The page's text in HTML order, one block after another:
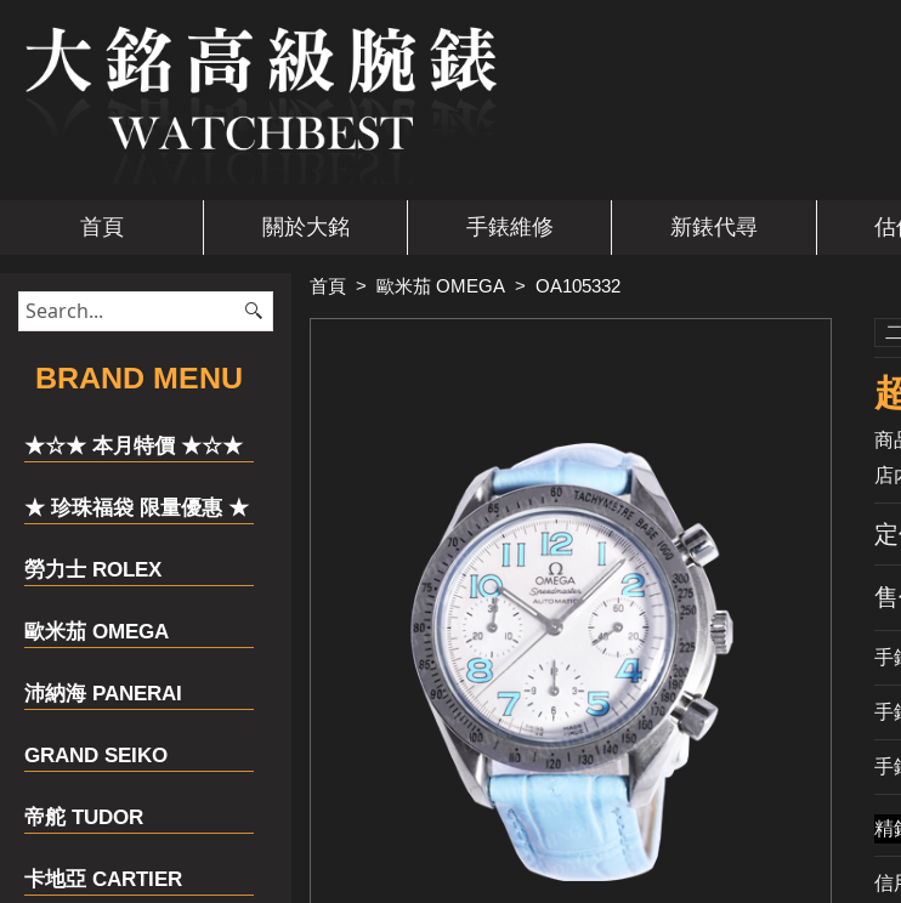
首頁 關於大銘 手錶維修 新錶代尋 估
​BRAND MENU
★☆★ 本月特價 ★☆★
★ 珍珠福袋 限量優惠 ★
勞力士 ROLEX
歐米茄 OMEGA
沛納海 PANERAI
GRAND SEIKO
帝舵 TUDOR
卡地亞 CARTIER
首頁 > 歐米茄 OMEGA > OA105332
商
店
手
手
手
精
信